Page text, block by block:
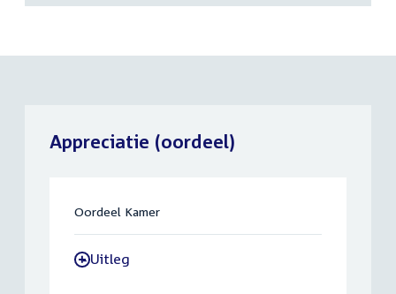
Appreciatie (oordeel)
Oordeel Kamer
-Uitleg